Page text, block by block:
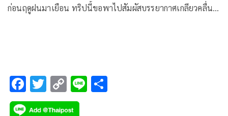
ก่อนฤดูฝนมาเยือน ทริปนี้ขอพาไปสัมผัสบรรยากาศเกลียวคลื่น…
F
ac
T
wi
C
o
Li